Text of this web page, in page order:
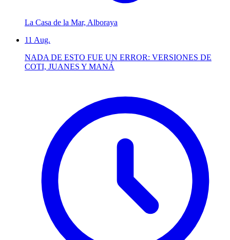
La Casa de la Mar, Alboraya
11 Aug.
NADA DE ESTO FUE UN ERROR: VERSIONES DE
COTI, JUANES Y MANÁ